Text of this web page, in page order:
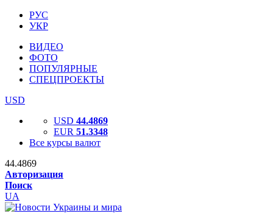
РУС
УКР
ВИДЕО
ФОТО
ПОПУЛЯРНЫЕ
СПЕЦПРОЕКТЫ
USD
USD 44.4869
EUR 51.3348
Все курсы валют
44.4869
Авторизация
Поиск
UA